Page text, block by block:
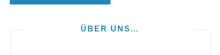
ÜBER UNS…